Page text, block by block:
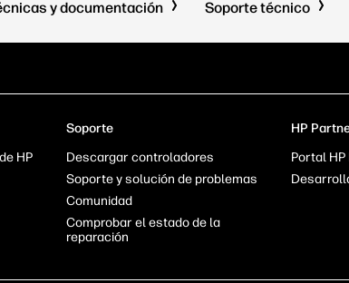
y documentación Soporte técnico
HP
Soporte
Descargar controladores
Soporte y solución de problemas
Comunidad
Comprobar el estado de la
reparación
HP
Portal